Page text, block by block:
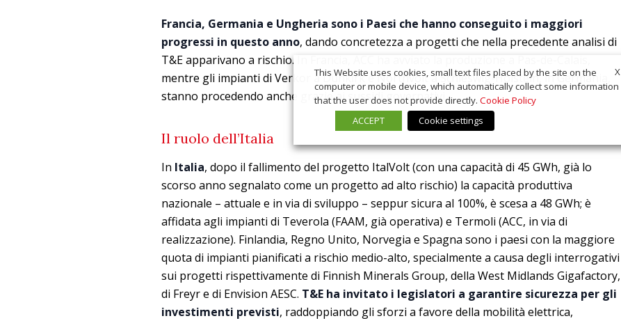
Francia, Germania e Ungheria sono i Paesi che hanno conseguito i maggiori
progressi in questo anno, dando concretezza a progetti che nella precedente analisi di
T&E apparivano a rischio. In Francia, ACC ha avviato la produzione a Pas-de-Calais,
mentre gli impianti di Verkor a Dunkirk e Northvolt a Schleswig-Holstein, in Germania,
stanno procedendo anche grazie ai sussidi governativi.
Il ruolo dell’Italia
In Italia, dopo il fallimento del progetto ItalVolt (con una capacità di 45 GWh, già lo
scorso anno segnalato come un progetto ad alto rischio) la capacità produttiva
nazionale – attuale e in via di sviluppo – seppur sicura al 100%, è scesa a 48 GWh; è
affidata agli impianti di Teverola (FAAM, già operativa) e Termoli (ACC, in via di
realizzazione). Finlandia, Regno Unito, Norvegia e Spagna sono i paesi con la maggiore
quota di impianti pianificati a rischio medio-alto, specialmente a causa degli interrogativi
sui progetti rispettivamente di Finnish Minerals Group, della West Midlands Gigafactory,
di Freyr e di Envision AESC. T&E ha invitato i legislatori a garantire sicurezza per gli
investimenti previsti, raddoppiando gli sforzi a favore della mobilità elettrica,
X
This Website uses cookies, small text files placed by the site on the
computer or mobile device, which automatically collect some information
that the user does not provide directly. Cookie Policy
ACCEPT
Cookie settings